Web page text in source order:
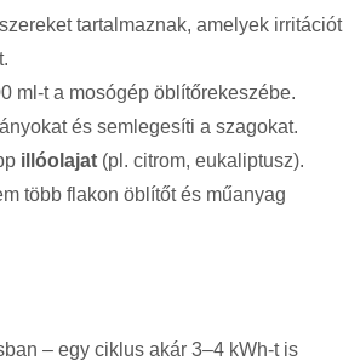
tartalmaznak, amelyek irritációt
ml-t a mosógép öblítőrekeszébe.
és semlegesíti a szagokat.
illóolajat (pl. citrom, eukaliptusz).
több flakon öblítőt és műanyag
– egy ciklus akár 3–4 kWh-t is